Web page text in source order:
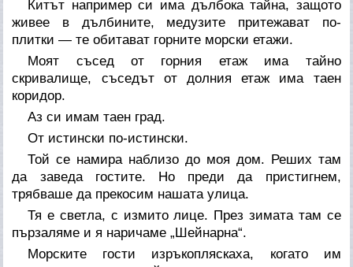
Китът например си има дълбока тайна, защото
живее в дълбините, медузите притежават по-
плитки — те обитават горните морски етажи.
Моят съсед от горния етаж има тайно
скривалище, съседът от долния етаж има таен
коридор.
Аз си имам таен град.
От истински по-истински.
Той се намира наблизо до моя дом. Реших там
да заведа гостите. Но преди да пристигнем,
трябваше да прекосим нашата улица.
Тя е светла, с измито лице. През зимата там се
пързаляме и я наричаме „Шейнарна“.
Морските гости изръкопляскаха, когато им